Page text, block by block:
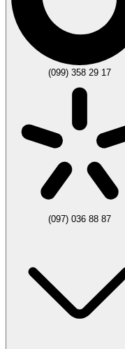
(099) 358 29 17
(097) 036 88 87